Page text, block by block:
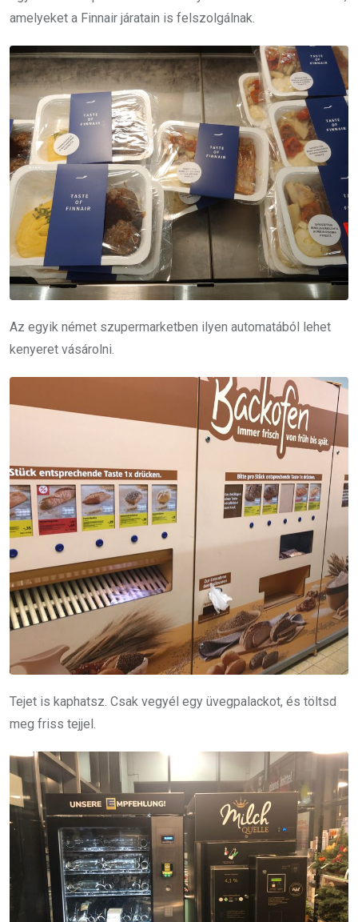
amelyeket a Finnair járatain is felszolgálnak.
Az egyik német szupermarketben ilyen automatából lehet
kenyeret vásárolni.
Tejet is kaphatsz. Csak vegyél egy üvegpalackot, és töltsd
meg friss tejjel.